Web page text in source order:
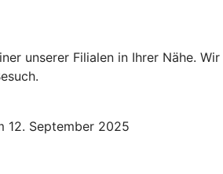
unserer Filialen in Ihrer Nähe. Wir
12. September 2025